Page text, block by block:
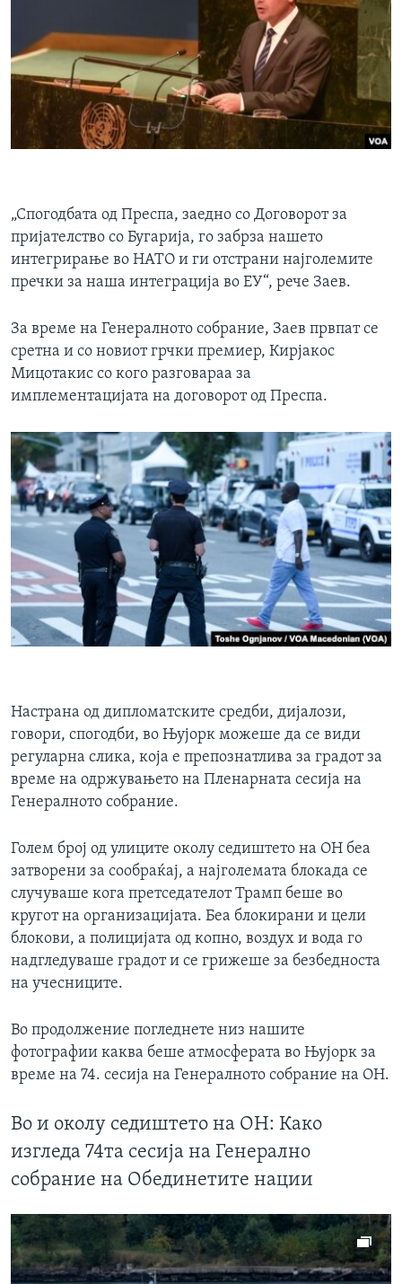
„Спогодбата од Преспа, заедно со Договорот за
пријателство со Бугарија, го забрза нашето
интегрирање во НАТО и ги отстрани најголемите
пречки за наша интеграција во ЕУ“, рече Заев.
За време на Генералното собрание, Заев првпат се
сретна и со новиот грчки премиер, Кирјакос
Мицотакис со кого разговараа за
имплементацијата на договорот од Преспа.
Настрана од дипломатските средби, дијалози,
говори, спогодби, во Њујорк можеше да се види
регуларна слика, која е препознатлива за градот за
време на одржувањето на Пленарната сесија на
Генералното собрание.
Голем број од улиците околу седиштето на ОН беа
затворени за сообраќај, а најголемата блокада се
случуваше кога претседателот Трамп беше во
кругот на организацијата. Беа блокирани и цели
блокови, а полицијата од копно, воздух и вода го
надгледуваше градот и се грижеше за безбедноста
на учесниците.
Во продолжение погледнете низ нашите
фотографии каква беше атмосферата во Њујорк за
време на 74. сесија на Генералното собрание на ОН.
Во и околу седиштето на ОН: Како
изгледа 74та сесија на Генерално
собрание на Обединетите нации